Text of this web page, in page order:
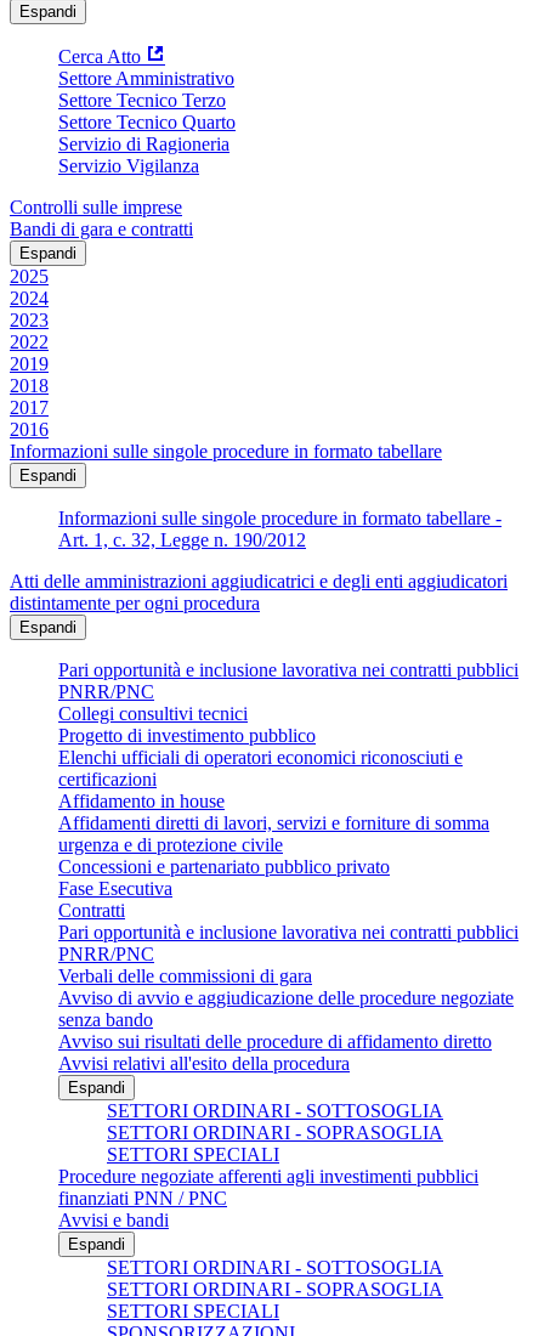
Espandi
Cerca Atto
Settore Amministrativo
Settore Tecnico Terzo
Settore Tecnico Quarto
Servizio di Ragioneria
Servizio Vigilanza
Controlli sulle imprese
Bandi di gara e contratti
Espandi
2025
2024
2023
2022
2019
2018
2017
2016
Informazioni sulle singole procedure in formato tabellare
Espandi
Informazioni sulle singole procedure in formato tabellare -
Art. 1, c. 32, Legge n. 190/2012
Atti delle amministrazioni aggiudicatrici e degli enti aggiudicatori
distintamente per ogni procedura
Espandi
Pari opportunità e inclusione lavorativa nei contratti pubblici
PNRR/PNC
Collegi consultivi tecnici
Progetto di investimento pubblico
Elenchi ufficiali di operatori economici riconosciuti e
certificazioni
Affidamento in house
Affidamenti diretti di lavori, servizi e forniture di somma
urgenza e di protezione civile
Concessioni e partenariato pubblico privato
Fase Esecutiva
Contratti
Pari opportunità e inclusione lavorativa nei contratti pubblici
PNRR/PNC
Verbali delle commissioni di gara
Avviso di avvio e aggiudicazione delle procedure negoziate
senza bando
Avviso sui risultati delle procedure di affidamento diretto
Avvisi relativi all'esito della procedura
Espandi
SETTORI ORDINARI - SOTTOSOGLIA
SETTORI ORDINARI - SOPRASOGLIA
SETTORI SPECIALI
Procedure negoziate afferenti agli investimenti pubblici
finanziati PNN / PNC
Avvisi e bandi
Espandi
SETTORI ORDINARI - SOTTOSOGLIA
SETTORI ORDINARI - SOPRASOGLIA
SETTORI SPECIALI